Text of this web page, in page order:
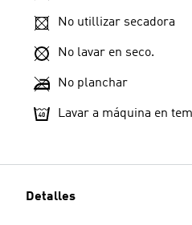
No utillizar secadora
No lavar en seco.
No planchar
Lavar a máquina en
Detalles